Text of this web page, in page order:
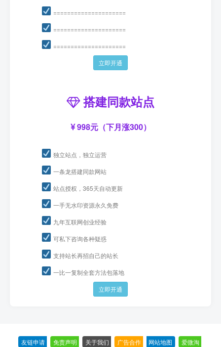
=====================
=====================
=====================
立即开通
搭建同款站点
998元（下月涨300）
独立站点，独立运营
一条龙搭建同款网站
站点授权，365天自动更新
一手无水印资源永久免费
九年互联网创业经验
可私下咨询各种疑惑
支持站长再招自己的站长
一比一复制全套方法包落地
立即开通
友链申请 免责声明 关于我们 广告合作 网站地图 爱微淘